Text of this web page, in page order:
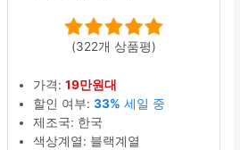
(322개 상품평)
가격:19만원대
할인 여부:33% 세일 중
제조국: 한국
색상계열: 블랙계열